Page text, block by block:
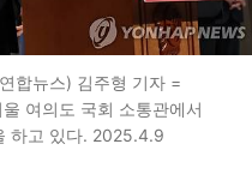
합뉴스) 김주형 기자 =
여의도 국회 소통관에서
하고 있다. 2025.4.9